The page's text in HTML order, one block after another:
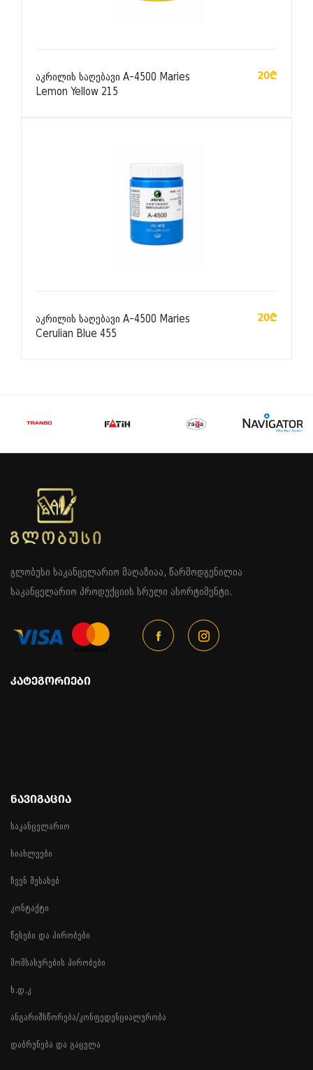
აკრილის საღებავი A-4500 Maries
Lemon Yellow 215
20₾
აკრილის საღებავი A-4500 Maries
Cerulian Blue 455
20₾
გლობუსი საკანცელარიო მაღაზიაა, წარმოდგენილია
საკანცელარიო პროდუქციის სრული ასორტიმენტი.
ᲙᲐᲢᲔᲒᲝᲠᲘᲔᲑᲘ
ᲜᲐᲕᲘᲒᲐᲪᲘᲐ
საკანცელარიო
სიახლეები
ჩვენ შესახებ
კონტაქტი
წესები და პირობები
მომსახურების პირობები
ხ.დ.კ
ანგარიშსწორება/კონფედენციალურობა
დაბრუნება და გაცვლა